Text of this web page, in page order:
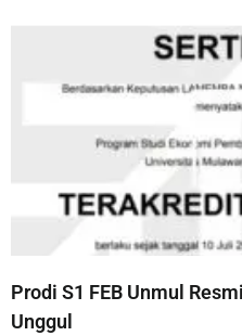
Prodi S1 FEB Unmul
Unggul